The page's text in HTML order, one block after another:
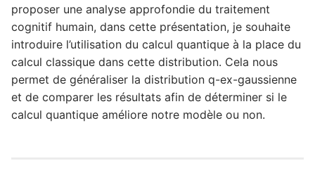
proposer une analyse approfondie du traitement
cognitif humain, dans cette présentation, je souhaite
introduire l’utilisation du calcul quantique à la place du
calcul classique dans cette distribution. Cela nous
permet de généraliser la distribution q-ex-gaussienne
et de comparer les résultats afin de déterminer si le
calcul quantique améliore notre modèle ou non.